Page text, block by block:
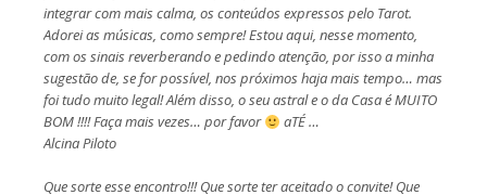
integrar com mais calma, os conteúdos expressos pelo Tarot.
Adorei as músicas, como sempre! Estou aqui, nesse momento,
com os sinais reverberando e pedindo atenção, por isso a minha
sugestão de, se for possível, nos próximos haja mais tempo… mas
foi tudo muito legal! Além disso, o seu astral e o da Casa é MUITO
BOM !!!! Faça mais vezes… por favor
aTÉ …
Alcina Piloto
Que sorte esse encontro!!! Que sorte ter aceitado o convite! Que